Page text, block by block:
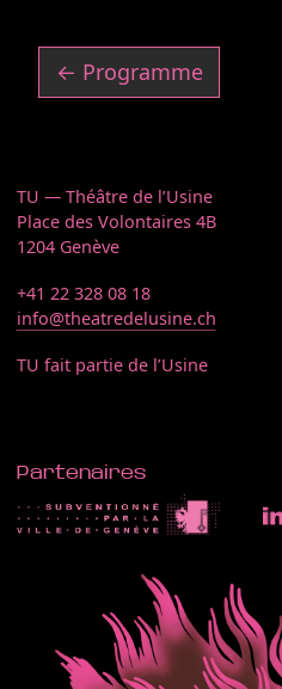
← Programme
TU — Théâtre de l’Usine
Place des Volontaires 4B
1204 Genève
+41 22 328 08 18
info@theatredelusine.ch
TU fait partie de l’Usine
Partenaires